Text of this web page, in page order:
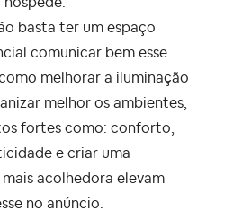
basta ter um espaço
comunicar bem esse
melhorar a iluminação
melhor os ambientes,
fortes como: conforto,
e criar uma
acolhedora elevam
no anúncio.